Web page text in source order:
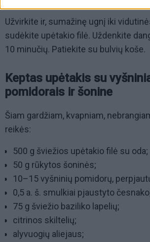
Užvirkite ir, sumažinę ugnį iki
sudėkite upėtakio filė. Uždenkite
10 minučių. Patiekite su bulvių koše.
Keptas upėtakis su
pomidorais ir šonine
Šiam gardžiam, kvapniam,
reikės:
500 g šviežios upėtakio filė su oda;
50 g rūkytos šoninės;
10–15 vyšninių pomidorų,
0,5 a. š. smulkiai pjaustyto
75 g šviežio baziliko lapelių;
citrinos skiltelių;
alyvuogių aliejaus;